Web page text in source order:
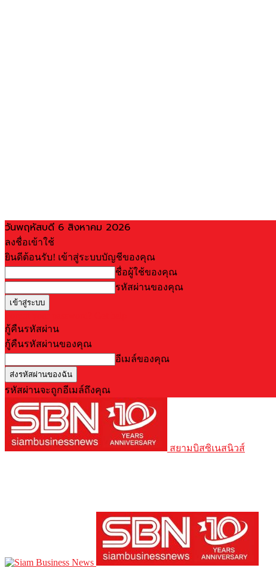
วันพฤหัสบดี 6 สิงหาคม 2026
ลงชื่อเข้าใช้
ยินดีต้อนรับ! เข้าสู่ระบบบัญชีของคุณ
ชื่อผู้ใช้ของคุณ
รหัสผ่านของคุณ
กู้คืนรหัสผ่าน
กู้คืนรหัสผ่านของคุณ
อีเมล์ของคุณ
รหัสผ่านจะถูกอีเมล์ถึงคุณ
สยามบิสซิเนสนิวส์